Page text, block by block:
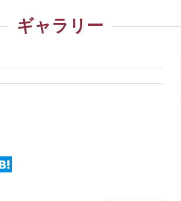
ギャラリー